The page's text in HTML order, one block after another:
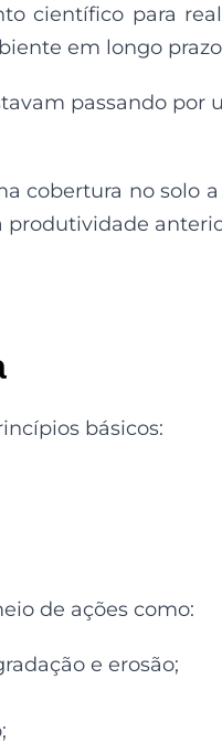
científico para
em longo
passando por
cobertura no solo
produtividade
básicos:
de ações como:
e erosão;